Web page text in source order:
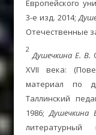
Европейского
3-е изд. 2014;
Отечественные
2
Душечкина Е. В.
XVII века:
материал по
Таллинский
1986;Душечкина
литературный